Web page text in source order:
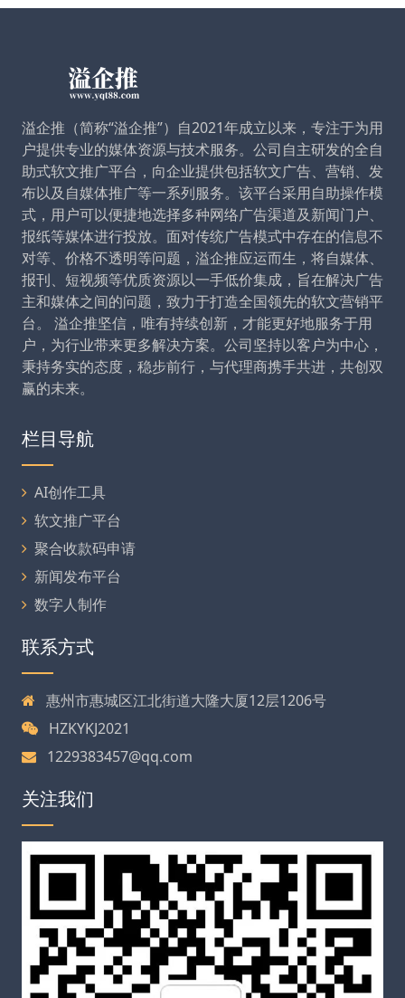
溢企推（简称“溢企推”）自2021年成立以来，专注于为用
户提供专业的媒体资源与技术服务。公司自主研发的全自
助式软文推广平台，向企业提供包括软文广告、营销、发
布以及自媒体推广等一系列服务。该平台采用自助操作模
式，用户可以便捷地选择多种网络广告渠道及新闻门户、
报纸等媒体进行投放。面对传统广告模式中存在的信息不
对等、价格不透明等问题，溢企推应运而生，将自媒体、
报刊、短视频等优质资源以一手低价集成，旨在解决广告
主和媒体之间的问题，致力于打造全国领先的软文营销平
台。 溢企推坚信，唯有持续创新，才能更好地服务于用
户，为行业带来更多解决方案。公司坚持以客户为中心，
秉持务实的态度，稳步前行，与代理商携手共进，共创双
赢的未来。
栏目导航
AI创作工具
软文推广平台
聚合收款码申请
新闻发布平台
数字人制作
联系方式
惠州市惠城区江北街道大隆大厦12层1206号
HZKYKJ2021
1229383457@qq.com
关注我们